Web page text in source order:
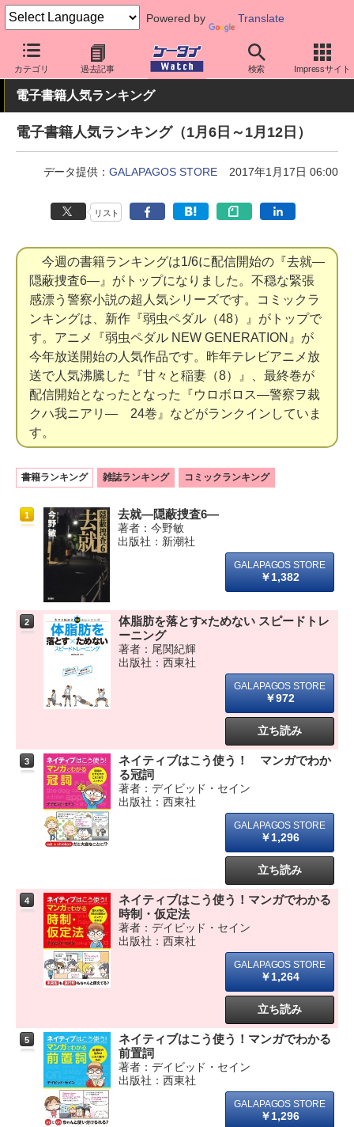
Powered by Translate
カテゴリ 過去記事 検索 Impressサイト
ケータイ Watch 業界動向 調査
電子書籍人気ランキング
電子書籍人気ランキング（1月6日～1月12日）
データ提供：GALAPAGOS STORE 2017年1月17日 06:00
リスト
今週の書籍ランキングは1/6に配信開始の『去就―
隠蔽捜査6―』がトップになりました。不穏な緊張
感漂う警察小説の超人気シリーズです。コミックラ
ンキングは、新作『弱虫ペダル（48）』がトップで
す。アニメ『弱虫ペダル NEW GENERATION』が
今年放送開始の人気作品です。昨年テレビアニメ放
送で人気沸騰した『甘々と稲妻（8）』、最終巻が
配信開始となったとなった『ウロボロス―警察ヲ裁
クハ我ニアリ― 24巻』などがランクインしていま
す。
書籍ランキング 雑誌ランキング コミックランキング
1 去就―隠蔽捜査6―
著者：今野敏
出版社：新潮社
￥1,382
2
体脂肪を落とす×ためない スピードトレ
ーニング
著者：尾関紀輝
出版社：西東社
￥972
立ち読み
3
ネイティブはこう使う！ マンガでわか
る冠詞
著者：デイビッド・セイン
出版社：西東社
￥1,296
立ち読み
4
ネイティブはこう使う！マンガでわかる
時制・仮定法
著者：デイビッド・セイン
出版社：西東社
￥1,264
立ち読み
5
ネイティブはこう使う！マンガでわかる
前置詞
著者：デイビッド・セイン
出版社：西東社
￥1,296